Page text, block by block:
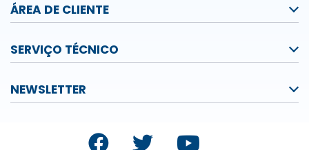
ÁREA DE CLIENTE
SERVIÇO TÉCNICO
NEWSLETTER